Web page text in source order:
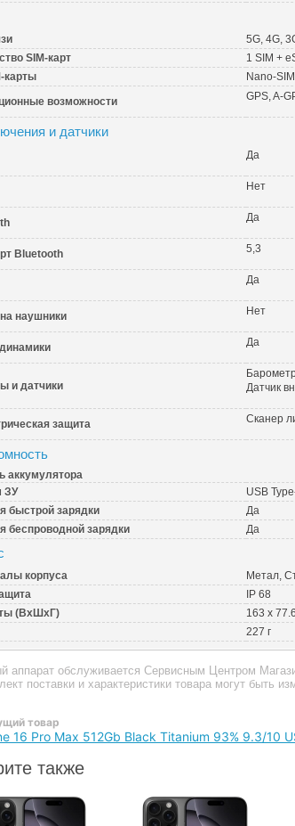
5G, 4G,
SIM-карт
1 SIM +
карты
Nano-SIM
возможности
GPS, A-
и датчики
Да
Нет
Да
Bluetooth 5,3
Да
наушники Нет
Да
и датчики
Датчик
защита Сканер
аккумулятора
ЗУ
USB
быстрой зарядки
Да
беспроводной зарядки
Да
корпуса
Метал,
IP 68
(ВхШхГ)
163 x
227 г
аппарат обслуживается Сервисным Центром
поставки и характеристики товара могут быть
товар
16 Pro Max 512Gb Black Titanium 93% 9.3/10
также